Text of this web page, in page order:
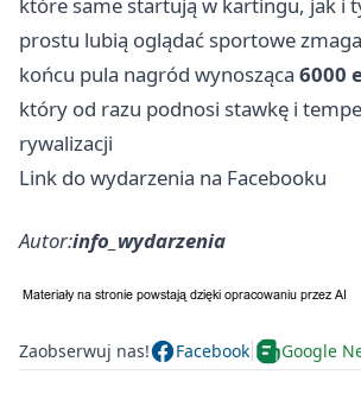
prostu lubią oglądać sportowe
końcu pula nagród wynosząca 6000
który od razu podnosi stawkę i
rywalizacji
Link do wydarzenia na Facebooku
Autor:info_wydarzenia
Zaobserwuj nas! Facebook Google